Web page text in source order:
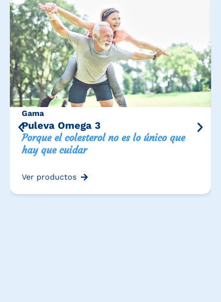
Gama
Puleva Omega 3
Porque el colesterol no es lo único que
hay que cuidar
Ver productos